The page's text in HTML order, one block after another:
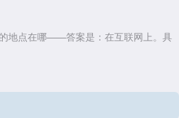
点在哪——答案是：在互联网上。具
期间(预计春季批次2025年12月至